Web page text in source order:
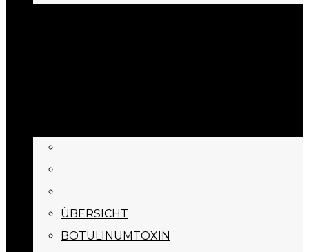
ÜBERSICHT
BOTULINUMTOXIN